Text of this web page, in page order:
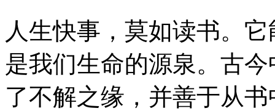
人生快事，莫如读书。
是我们生命的源泉。古
了不解之缘，并善于从